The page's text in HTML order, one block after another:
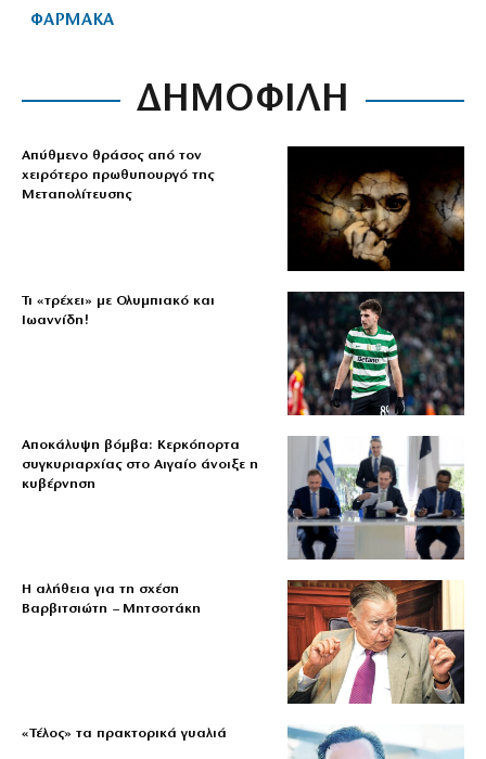
ΦΑΡΜΑΚΑ
ΔΗΜΟΦΙΛΗ
Απύθμενο θράσος από τον
χειρότερο πρωθυπουργό της
Μεταπολίτευσης
Τι «τρέχει» με Ολυμπιακό και
Ιωαννίδη!
Αποκάλυψη βόμβα: Κερκόπορτα
συγκυριαρχίας στο Αιγαίο άνοιξε η
κυβέρνηση
Η αλήθεια για τη σχέση
Βαρβιτσιώτη – Μητσοτάκη
«Τέλος» τα πρακτορικά γυαλιά